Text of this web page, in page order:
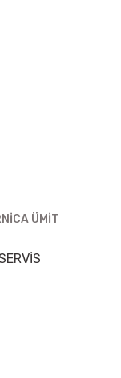
ÜMİT